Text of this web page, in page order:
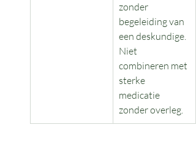
zonder
begeleiding van
een deskundige.
Niet
combineren met
sterke
medicatie
zonder overleg.